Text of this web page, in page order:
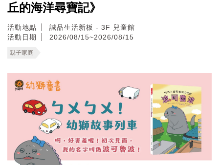
丘的海洋尋寶記》
活動地點
誠品生活新板 - 3F 兒童館
活動日期
2026/08/15~2026/08/15
親子家庭